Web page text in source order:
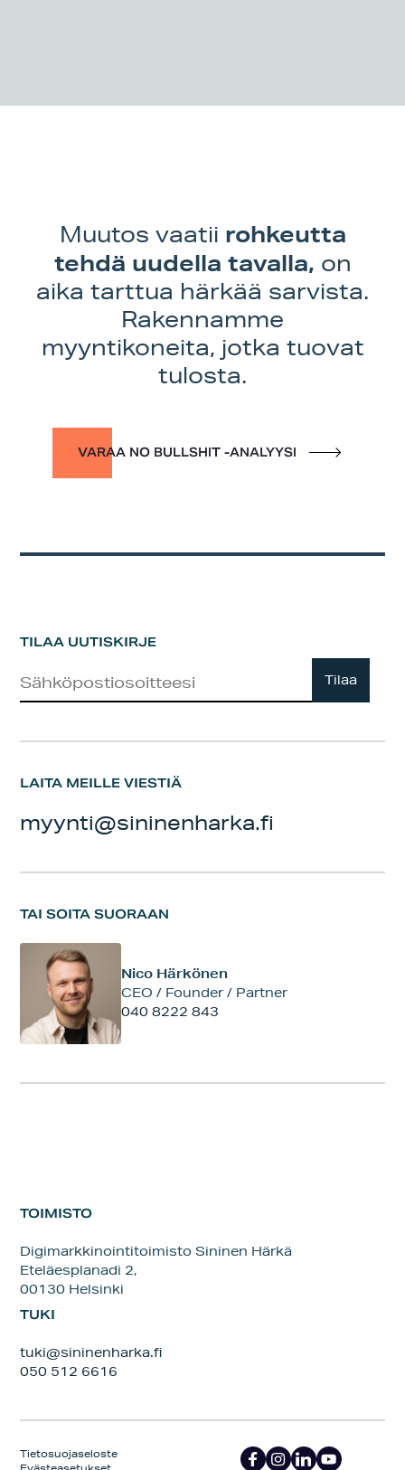
Muutos vaatii rohkeutta
tehdä uudella tavalla, on
aika tarttua härkää sarvista.
Rakennamme
myyntikoneita, jotka tuovat
tulosta.
VARAA NO BULLSHIT -ANALYYSI
TILAA UUTISKIRJE
Tilaa
LAITA MEILLE VIESTIÄ
myynti@sininenharka.fi
TAI SOITA SUORAAN
Nico Härkönen
CEO / Founder / Partner
040 8222 843
TOIMISTO
Digimarkkinointitoimisto Sininen Härkä
Eteläesplanadi 2,
00130 Helsinki
TUKI
tuki@sininenharka.fi
050 512 6616
Tietosuojaseloste